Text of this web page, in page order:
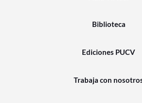
Biblioteca
Ediciones PUCV
Trabaja con